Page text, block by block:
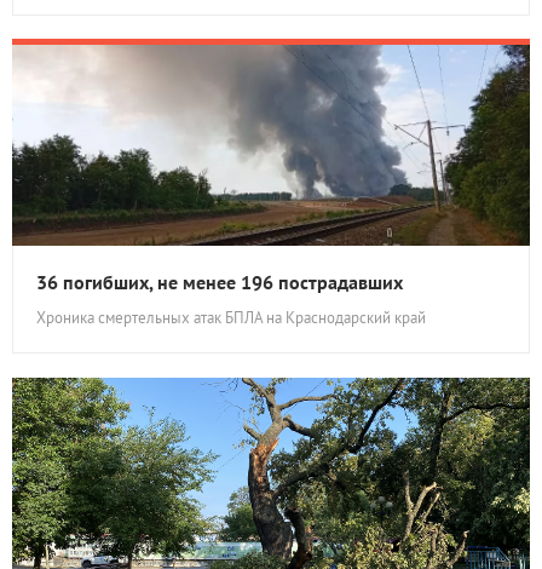
36 погибших, не менее 196 пострадавших
Хроника смертельных атак БПЛА на Краснодарский край